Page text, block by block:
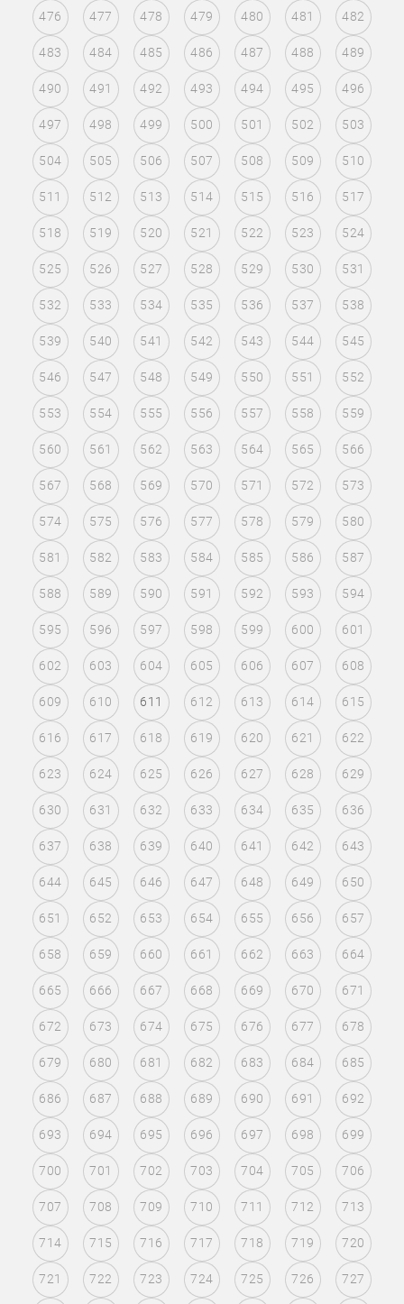
476 477 478 479 480 481 482
483 484 485 486 487 488 489
490 491 492 493 494 495 496
497 498 499 500 501 502 503
504 505 506 507 508 509 510
511 512 513 514 515 516 517
518 519 520 521 522 523 524
525 526 527 528 529 530 531
532 533 534 535 536 537 538
539 540 541 542 543 544 545
546 547 548 549 550 551 552
553 554 555 556 557 558 559
560 561 562 563 564 565 566
567 568 569 570 571 572 573
574 575 576 577 578 579 580
581 582 583 584 585 586 587
588 589 590 591 592 593 594
595 596 597 598 599 600 601
602 603 604 605 606 607 608
609 610 611 612 613 614 615
616 617 618 619 620 621 622
623 624 625 626 627 628 629
630 631 632 633 634 635 636
637 638 639 640 641 642 643
644 645 646 647 648 649 650
651 652 653 654 655 656 657
658 659 660 661 662 663 664
665 666 667 668 669 670 671
672 673 674 675 676 677 678
679 680 681 682 683 684 685
686 687 688 689 690 691 692
693 694 695 696 697 698 699
700 701 702 703 704 705 706
707 708 709 710 711 712 713
714 715 716 717 718 719 720
721 722 723 724 725 726 727